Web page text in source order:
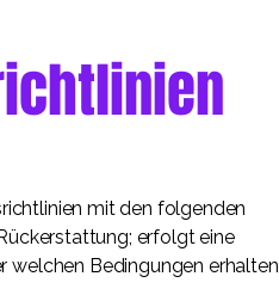
mit den folgenden
erfolgt eine
welchen Bedingungen erhalten